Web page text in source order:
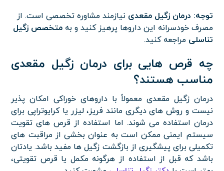
توجه: درمان زگیل مقعدی نیازمند مشاوره تخصصی است. از
مصرف خودسرانه این داروها پرهیز کنید و بهمتخصص زگیل
تناسلی مراجعه کنید.
چه قرص هایی برای درمان زگیل مقعدی
مناسب هستند؟
درمان زگیل مقعدی معمولاً با داروهای خوراکی امکان پذیر
نیست و روش های دیگری مانند فریز، لیزر یا کرایوتراپی برای
درمان استفاده می شوند. اما استفاده از قرص های تقویت
سیستم ایمنی ممکن است به عنوان بخشی از مراقبت های
تکمیلی برای پیشگیری از بازگشت زگیل ها مفید باشد. یادتان
باشد که قبل از استفاده از هرگونه مکمل یا قرص تقویتی،